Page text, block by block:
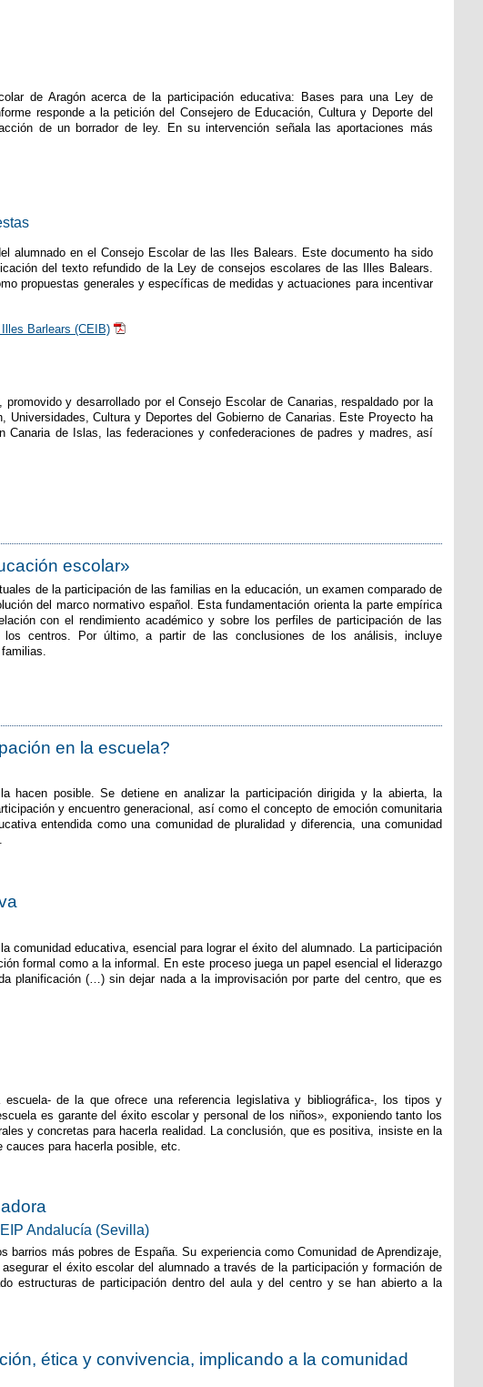
de Aragón acerca de la participación educativa: Bases para una Ley de
responde a la petición del Consejero de Educación, Cultura y Deporte del
de un borrador de ley. En su intervención señala las aportaciones más
alumnado en el Consejo Escolar de las Iles Balears. Este documento ha sido
del texto refundido de la Ley de consejos escolares de las Illes Balears.
propuestas generales y específicas de medidas y actuaciones para incentivar
Barlears (CEIB)
y desarrollado por el Consejo Escolar de Canarias, respaldado por la
Cultura y Deportes del Gobierno de Canarias. Este Proyecto ha
Canaria de Islas, las federaciones y confederaciones de padres y madres, así
escolar»
de la participación de las familias en la educación, un examen comparado de
del marco normativo español. Esta fundamentación orienta la parte empírica
con el rendimiento académico y sobre los perfiles de participación de las
centros. Por último, a partir de las conclusiones de los análisis, incluye
en la escuela?
hacen posible. Se detiene en analizar la participación dirigida y la abierta, la
y encuentro generacional, así como el concepto de emoción comunitaria
entendida como una comunidad de pluralidad y diferencia, una comunidad
comunidad educativa, esencial para lograr el éxito del alumnado. La participación
formal como a la informal. En este proceso juega un papel esencial el liderazgo
planificación (…) sin dejar nada a la improvisación por parte del centro, que es
de la que ofrece una referencia legislativa y bibliográfica-, los tipos y
es garante del éxito escolar y personal de los niños», exponiendo tanto los
y concretas para hacerla realidad. La conclusión, que es positiva, insiste en la
para hacerla posible, etc.
Andalucía (Sevilla)
más pobres de España. Su experiencia como Comunidad de Aprendizaje,
el éxito escolar del alumnado a través de la participación y formación de
estructuras de participación dentro del aula y del centro y se han abierto a la
ética y convivencia, implicando a la comunidad